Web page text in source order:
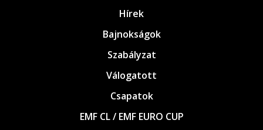
Hírek
Bajnokságok
Szabályzat
Válogatott
Csapatok
EMF CL / EMF EURO CUP